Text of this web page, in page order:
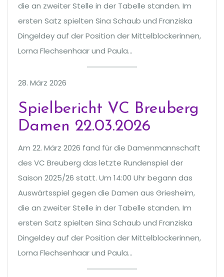
die an zweiter Stelle in der Tabelle standen. Im
ersten Satz spielten Sina Schaub und Franziska
Dingeldey auf der Position der Mittelblockerinnen,
Lorna Flechsenhaar und Paula…
28. März 2026
Spielbericht VC Breuberg
Damen 22.03.2026
Am 22. März 2026 fand für die Damenmannschaft
des VC Breuberg das letzte Rundenspiel der
Saison 2025/26 statt. Um 14:00 Uhr begann das
Auswärtsspiel gegen die Damen aus Griesheim,
die an zweiter Stelle in der Tabelle standen. Im
ersten Satz spielten Sina Schaub und Franziska
Dingeldey auf der Position der Mittelblockerinnen,
Lorna Flechsenhaar und Paula…